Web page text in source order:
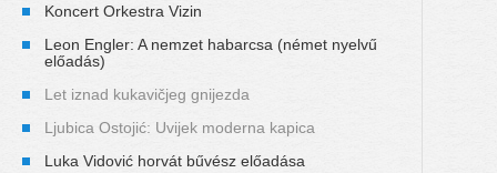
Koncert Orkestra Vizin
Leon Engler: A nemzet habarcsa (német nyelvű
előadás)
Let iznad kukavičjeg gnijezda
Ljubica Ostojić: Uvijek moderna kapica
Luka Vidović horvát bűvész előadása